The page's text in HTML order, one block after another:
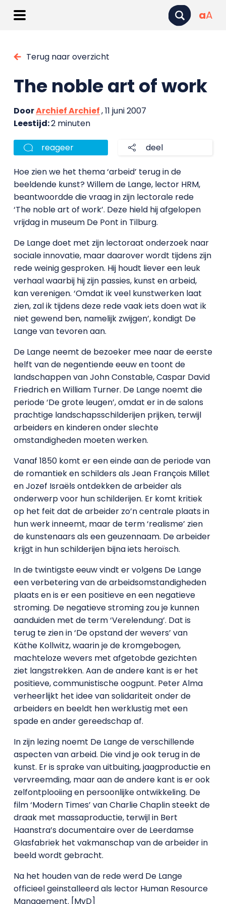
aA
Terug naar overzicht
The noble art of work
DoorArchief Archief, 11 juni 2007
Leestijd:2 minuten
reageer deel
Hoe zien we het thema ‘arbeid’ terug in de
beeldende kunst? Willem de Lange, lector HRM,
beantwoordde die vraag in zijn lectorale rede
‘The noble art of work’. Deze hield hij afgelopen
vrijdag in museum De Pont in Tilburg.
De Lange doet met zijn lectoraat onderzoek naar
sociale innovatie, maar daarover wordt tijdens zijn
rede weinig gesproken. Hij houdt liever een leuk
verhaal waarbij hij zijn passies, kunst en arbeid,
kan verenigen. ‘Omdat ik veel kunstwerken laat
zien, zal ik tijdens deze rede vaak iets doen wat ik
niet gewend ben, namelijk zwijgen’, kondigt De
Lange van tevoren aan.
De Lange neemt de bezoeker mee naar de eerste
helft van de negentiende eeuw en toont de
landschappen van John Constable, Caspar David
Friedrich en William Turner. De Lange noemt die
periode ‘De grote leugen’, omdat er in de salons
prachtige landschapsschilderijen prijken, terwijl
arbeiders en kinderen onder slechte
omstandigheden moeten werken.
Vanaf 1850 komt er een einde aan de periode van
de romantiek en schilders als Jean François Millet
en Jozef Israëls ontdekken de arbeider als
onderwerp voor hun schilderijen. Er komt kritiek
op het feit dat de arbeider zo’n centrale plaats in
hun werk inneemt, maar de term ‘realisme’ zien
de kunstenaars als een geuzennaam. De arbeider
krijgt in hun schilderijen bijna iets heroïsch.
In de twintigste eeuw vindt er volgens De Lange
een verbetering van de arbeidsomstandigheden
plaats en is er een positieve en een negatieve
stroming. De negatieve stroming zou je kunnen
aanduiden met de term ‘Verelendung’. Dat is
terug te zien in ‘De opstand der wevers’ van
Käthe Kollwitz, waarin je de kromgebogen,
machteloze wevers met afgetobde gezichten
ziet langstrekken. Aan de andere kant is er het
positieve, communistische oogpunt. Peter Alma
verheerlijkt het idee van solidariteit onder de
arbeiders en beeldt hen werklustig met een
spade en ander gereedschap af.
In zijn lezing noemt De Lange de verschillende
aspecten van arbeid. Die vind je ook terug in de
kunst. Er is sprake van uitbuiting, jaagproductie en
vervreemding, maar aan de andere kant is er ook
zelfontplooiing en persoonlijke ontwikkeling. De
film ‘Modern Times’ van Charlie Chaplin steekt de
draak met massaproductie, terwijl in Bert
Haanstra’s documentaire over de Leerdamse
Glasfabriek het vakmanschap van de arbeider in
beeld wordt gebracht.
Na het houden van de rede werd De Lange
officieel geinstalleerd als lector Human Resource
Management. [MvD]